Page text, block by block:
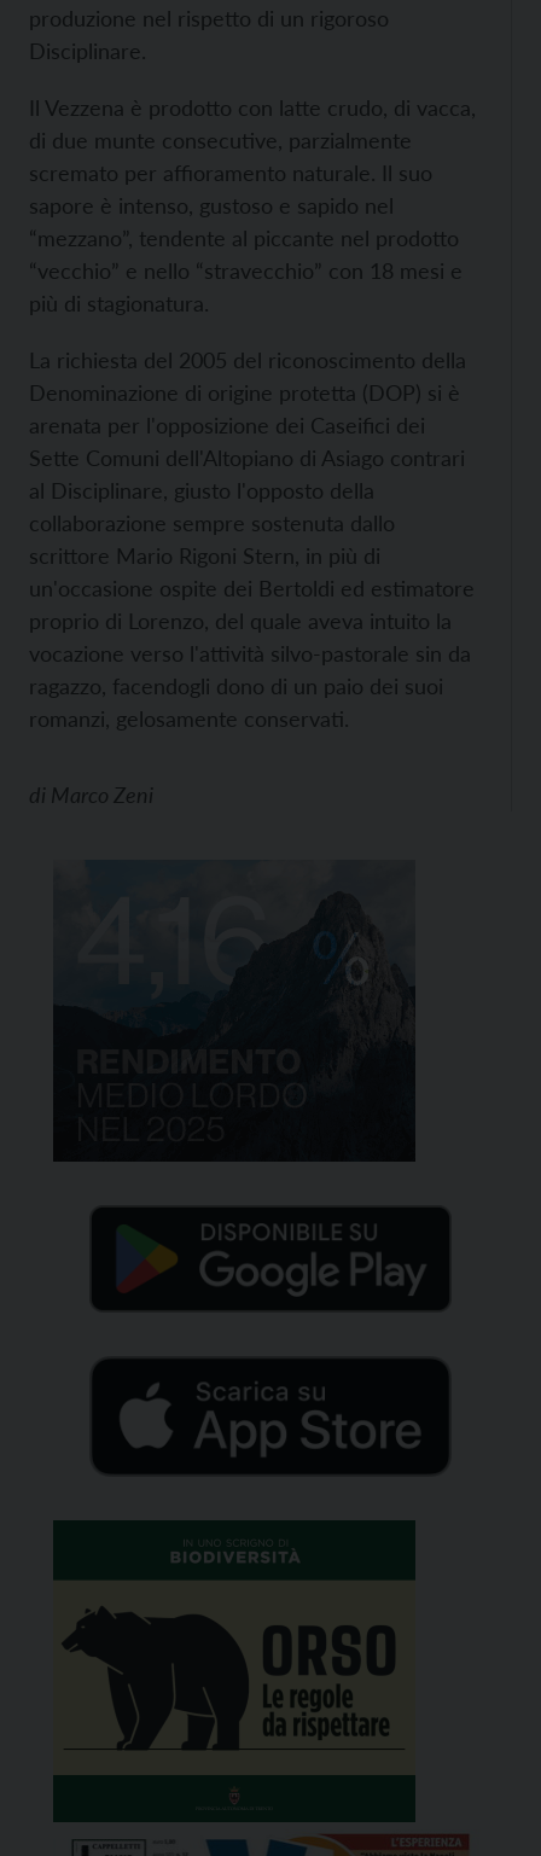
produzione nel rispetto di un rigoroso
Disciplinare.
Il Vezzena è prodotto con latte crudo, di vacca,
di due munte consecutive, parzialmente
scremato per affioramento naturale. Il suo
sapore è intenso, gustoso e sapido nel
“mezzano”, tendente al piccante nel prodotto
“vecchio” e nello “stravecchio” con 18 mesi e
più di stagionatura.
La richiesta del 2005 del riconoscimento della
Denominazione di origine protetta (DOP) si è
arenata per l'opposizione dei Caseifici dei
Sette Comuni dell'Altopiano di Asiago contrari
al Disciplinare, giusto l'opposto della
collaborazione sempre sostenuta dallo
scrittore Mario Rigoni Stern, in più di
un'occasione ospite dei Bertoldi ed estimatore
proprio di Lorenzo, del quale aveva intuito la
vocazione verso l'attività silvo-pastorale sin da
ragazzo, facendogli dono di un paio dei suoi
romanzi, gelosamente conservati.
di Marco Zeni